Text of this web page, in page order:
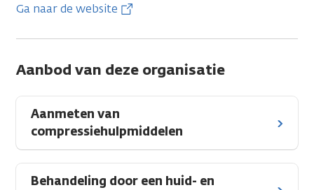
Ga naar de website
Aanbod van deze organisatie
Aanmeten van
compressiehulpmiddelen
Behandeling door een huid- en